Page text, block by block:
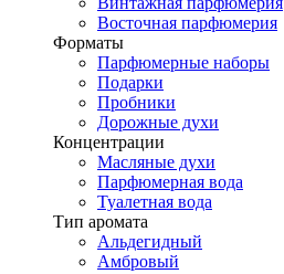
Восточная парфюмерия
Форматы
Парфюмерные наборы
Подарки
Пробники
Дорожные духи
Концентрации
Масляные духи
Парфюмерная вода
Туалетная вода
Тип аромата
Альдегидный
Амбровый